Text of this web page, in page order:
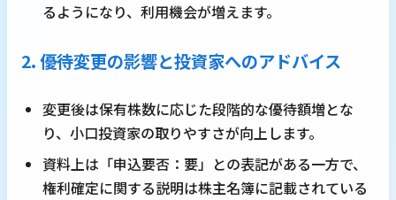
るようになり、利用機会が増えます。
2. 優待変更の影響と投資家へのアドバイス
変更後は保有株数に応じた段階的な優待額増とな
り、小口投資家の取りやすさが向上します。
資料上は「申込要否：要」との表記がある一方で、
権利確定に関する説明は株主名簿に記載されている